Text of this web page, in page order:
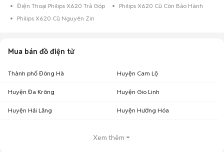
Điện Thoại Philips X620 Trả Góp
Philips X620 Cũ Còn Bảo Hành
Philips X620 Cũ Nguyên Zin
Mua bán đồ điện tử
Thành phố Đông Hà Huyện Cam Lộ
Huyện Đa Krông Huyện Gio Linh
Huyện Hải Lăng Huyện Hướng Hóa
Xem thêm